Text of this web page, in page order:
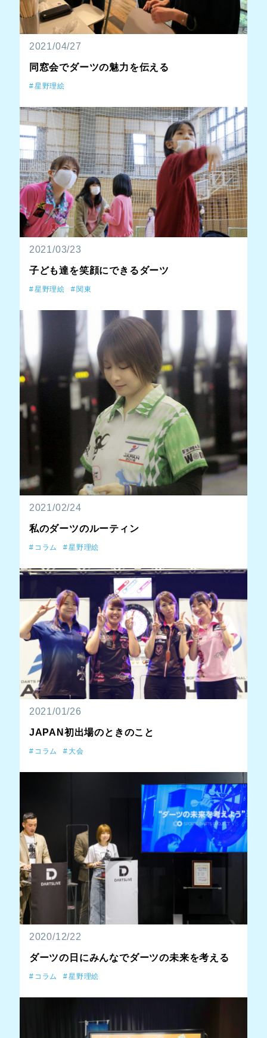
2021/04/27
同窓会でダーツの魅力を伝える
星野理絵
2021/03/23
子ども達を笑顔にできるダーツ
星野理絵 関東
2021/02/24
私のダーツのルーティン
コラム 星野理絵
2021/01/26
JAPAN初出場のときのこと
コラム 大会
2020/12/22
ダーツの日にみんなでダーツの未来を考える
コラム 星野理絵